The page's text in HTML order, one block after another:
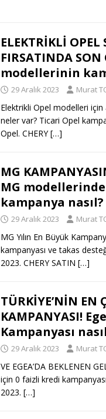
ELEKTRİKLİ
FIRSATINDA
modellerinin
29 Aralık 2023 Murat
Elektrikli Opel modelleri için
neler var? Ticari Opel
Opel. CHERY[…]
MG
MG
kampanya nasıl?
29 Aralık 2023 Murat
MG Yılın En Büyük
kampanyası ve takas
2023. CHERY SATIN […]
TÜRKİYE’NİN EN
KAMPANYASI!
Kampanyası
29 Aralık 2023 Murat
VE EGEA’DA BEKLENEN
için 0 faizli kredi
2023. […]